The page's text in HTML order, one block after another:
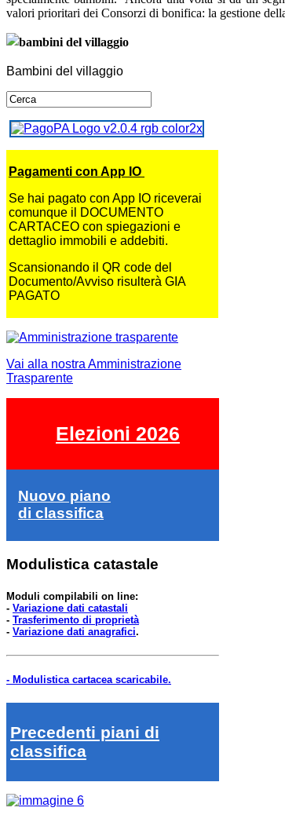
valori prioritari dei Consorzi di bonifica: la gestione
Bambini del villaggio
Pagamenti con App IO
Se hai pagato con App IO riceverai
comunque il DOCUMENTO
CARTACEO con spiegazioni e
dettaglio immobili e addebiti.
Scansionando il QR code del
Documento/Avviso risulterà GIA
PAGATO
Vai alla nostra Amministrazione
Trasparente
Elezioni 2026
Nuovo piano
di classifica
Modulistica catastale
Moduli compilabili on line:
- Variazione dati catastali
- Trasferimento di proprietà
- Variazione dati anagrafici.
- Modulistica cartacea scaricabile.
Precedenti piani di
classifica